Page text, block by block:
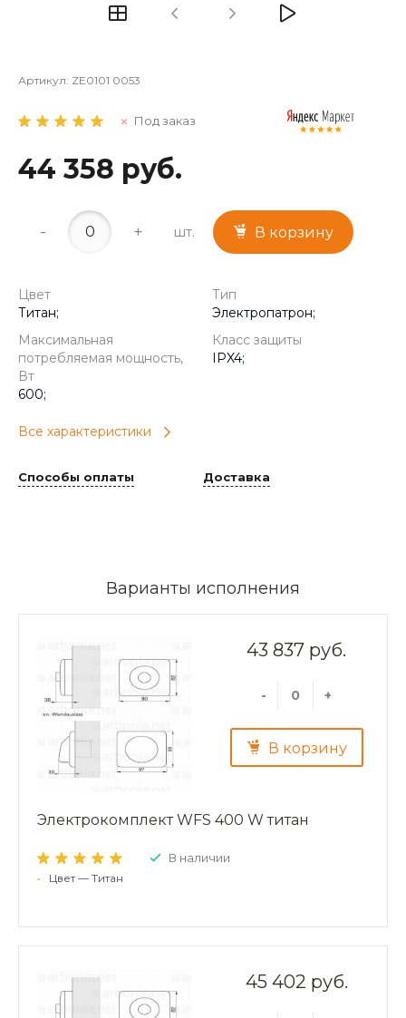
Артикул: ZE0101 0053
Под заказ
44 358 руб.
- + шт. В корзину
Цвет
Титан;
Тип
Электропатрон;
Максимальная
потребляемая мощность,
Вт
600;
Класс защиты
IPX4;
Все характеристики
Способы оплаты Доставка
Варианты исполнения
43 837 руб.
- +
В корзину
Электрокомплект WFS 400 W титан
В наличии
• Цвет — Титан
45 402 руб.